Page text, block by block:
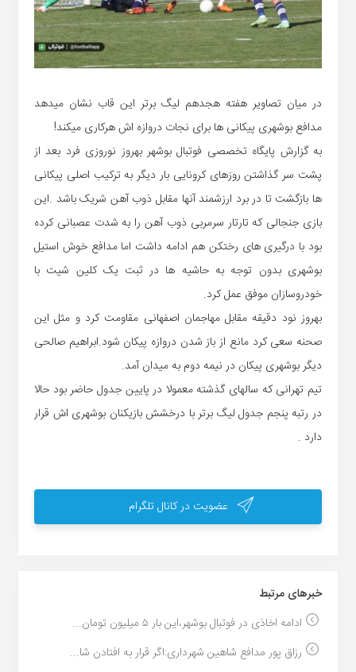
در میان تصاویر هفته هجدهم لیگ برتر این قاب نشان میدهد
مدافع بوشهری پیکانی ها برای نجات دروازه اش هرکاری میکند!
به گزارش پایگاه تخصصی فوتبال بوشهر بهروز نوروزی فرد بعد از
پشت سر گذاشتن روزهای کرونایی بار دیگر به ترکیب اصلی پیکانی
ها بازگشت تا در برد ارزشمند آنها مقابل ذوب آهن شریک باشد .این
بازی جنجالی که تارتار سرمربی ذوب آهن را به شدت عصبانی کرده
بود با درگیری های رختکن هم ادامه داشت اما مدافع خوش استیل
بوشهری بدون توجه به حاشیه ها در ثبت یک کلین شیت با
خودروسازان موفق عمل کرد.
بهروز نود دقیقه مقابل مهاجمان اصفهانی مقاومت کرد و مثل این
صحنه سعی کرد مانع از باز شدن دروازه پیکان شود.ابراهیم صالحی
دیگر بوشهری پیکان در نیمه دوم به میدان آمد.
تیم تهرانی که سالهای گذشته معمولا در پایین جدول حاضر بود حالا
در رتبه پنجم جدول لیگ برتر با درخشش بازیکنان بوشهری اش قرار
دارد .
عضویت در کانال تلگرام
خبر‌های مرتبط
ادامه اخاذی در فوتبال بوشهر،این بار ۵ میلیون تومان...
رزاق پور مدافع شاهین شهرداری:اگر قرار به افتادن شا...